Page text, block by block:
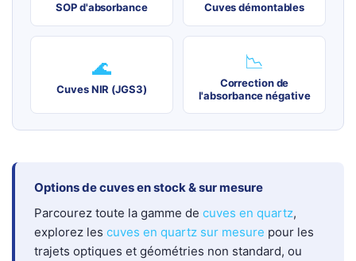
SOP d'absorbance Cuves démontables
🌊
Cuves NIR (JGS3)
📉
Correction de
l'absorbance négative
Options de cuves en stock & sur mesure
Parcourez toute la gamme de cuves en quartz,
explorez les cuves en quartz sur mesure pour les
trajets optiques et géométries non standard, ou